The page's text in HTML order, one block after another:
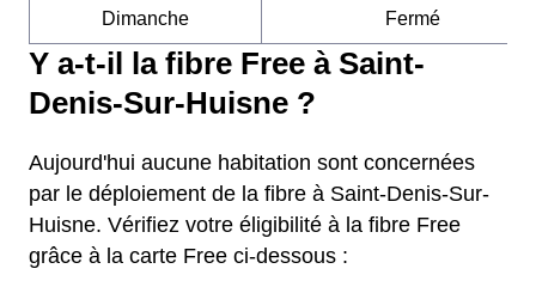
Dimanche Fermé
Y a-t-il la fibre Free à Saint-
Denis-Sur-Huisne ?
Aujourd'hui aucune habitation sont concernées
par le déploiement de la fibre à Saint-Denis-Sur-
Huisne. Vérifiez votre éligibilité à la fibre Free
grâce à la carte Free ci-dessous :